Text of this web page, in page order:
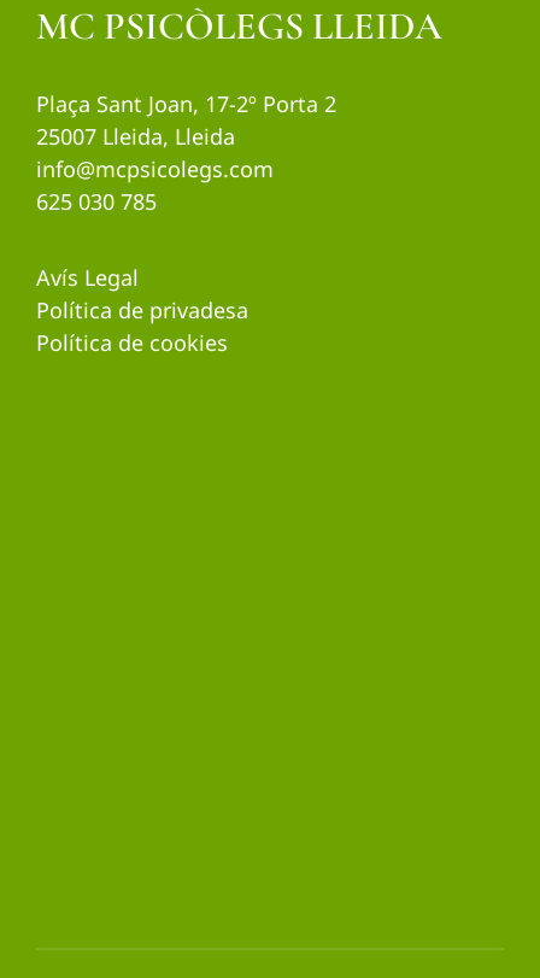
MC PSICÒLEGS LLEIDA
Plaça Sant Joan, 17-2º Porta 2
25007 Lleida, Lleida
info@mcpsicolegs.com
625 030 785
Avís Legal
Política de privadesa
Política de cookies